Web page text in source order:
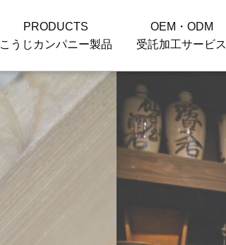
PRODUCTS
こうじカンパニー製品
OEM・ODM
受託加工サービス